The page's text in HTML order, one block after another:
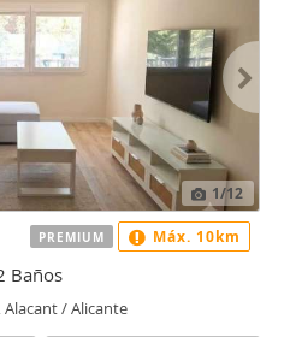
1/12
Baños
/ Alicante
PREMIUM Máx. 10km